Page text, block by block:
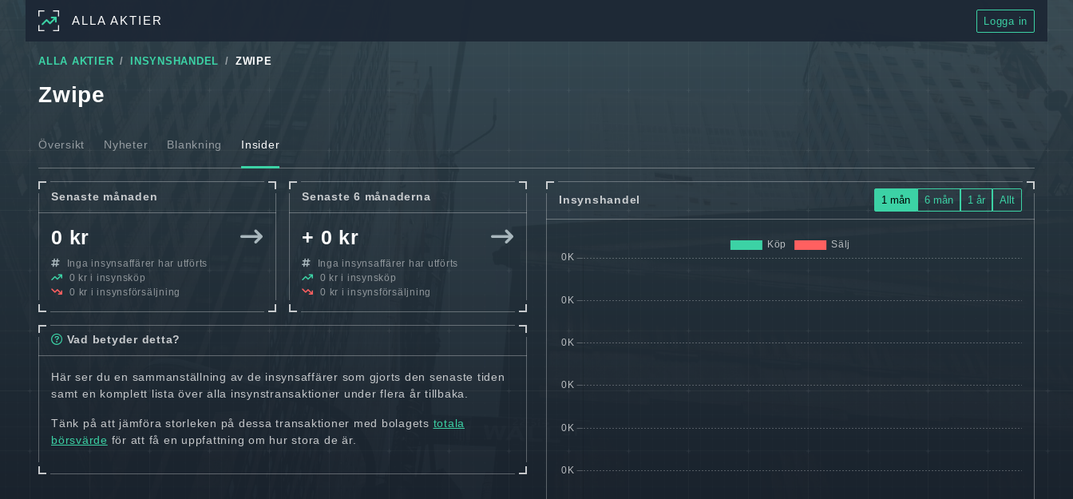
ALLA AKTIER Logga in
ALLA AKTIER INSYNSHANDEL ZWIPE
Zwipe
Översikt Nyheter Blankning Insider
Senaste månaden
0 kr
Inga insynsaffärer har utförts
0 kr i insynsköp
0 kr i insynsförsäljning
Senaste 6 månaderna
+ 0 kr
Inga insynsaffärer har utförts
0 kr i insynsköp
0 kr i insynsförsäljning
Vad betyder detta?
Här ser du en sammanställning av de insynsaffärer som gjorts den senaste tiden
samt en komplett lista över alla insynstransaktioner under flera år tillbaka.
Tänk på att jämföra storleken på dessa transaktioner med bolagets totala
börsvärde för att få en uppfattning om hur stora de är.
Insynshandel 1 mån 6 mån 1 år Allt